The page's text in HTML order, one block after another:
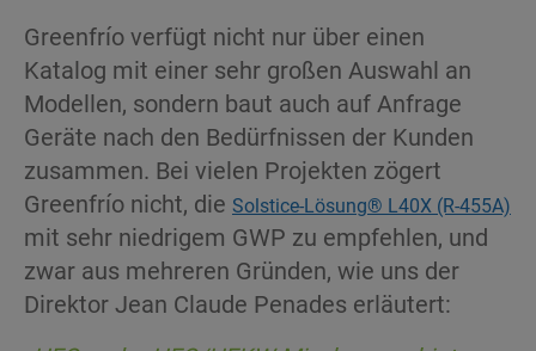
Greenfrío verfügt nicht nur über einen
Katalog mit einer sehr großen Auswahl an
Modellen, sondern baut auch auf Anfrage
Geräte nach den Bedürfnissen der Kunden
zusammen. Bei vielen Projekten zögert
Greenfrío nicht, die Solstice-Lösung® L40X (R-455A)
mit sehr niedrigem GWP zu empfehlen, und
zwar aus mehreren Gründen, wie uns der
Direktor Jean Claude Penades erläutert: